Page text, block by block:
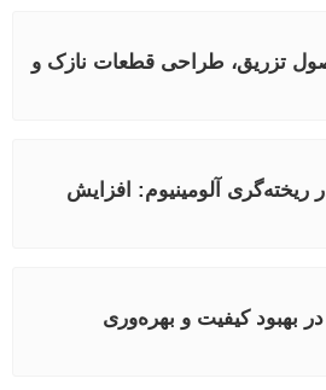
تزریق، طراحی قطعات نازک و
ریخته‌گری آلومینیوم: افزایش
بهبود کیفیت و بهره‌وری